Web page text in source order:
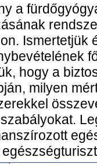
a
Ismertetjük
hogy a
milyen